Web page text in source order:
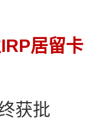
居留卡
获批